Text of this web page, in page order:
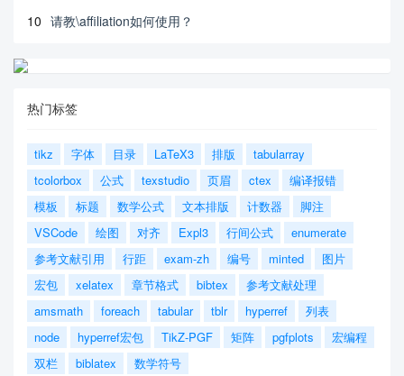
10 请教\affiliation如何使用？
热门标签
tikz 字体 目录 LaTeX3 排版
tabularray
tcolorbox
公式 texstudio 页眉 ctex
编译报错
模板
标题 数学公式 文本排版 计数器
脚注
VSCode
绘图 对齐 Expl3 行间公式
enumerate
参考文献引用
行距 exam-zh 编号 minted
图片
宏包
xelatex 章节格式 bibtex
参考文献处理
amsmath
foreach tabular tblr hyperref
列表
node
hyperref宏包 TikZ-PGF 矩阵 pgfplots
宏编程
双栏
biblatex 数学符号